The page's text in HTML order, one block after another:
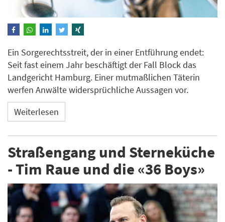
Ein Sorgerechtsstreit, der in einer Entführung endet:
Seit fast einem Jahr beschäftigt der Fall Block das
Landgericht Hamburg. Einer mutmaßlichen Täterin
werfen Anwälte widersprüchliche Aussagen vor.
Weiterlesen
Straßengang und Sterneküche
- Tim Raue und die «36 Boys»